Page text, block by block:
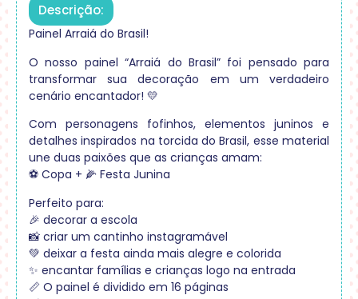
Descrição:
Painel Arraiá do Brasil!
O nosso painel “Arraiá do Brasil” foi pensado para
transformar sua decoração em um verdadeiro
cenário encantador! 💛
Com personagens fofinhos, elementos juninos e
detalhes inspirados na torcida do Brasil, esse material
une duas paixões que as crianças amam:
⚽ Copa + 🌽 Festa Junina
Perfeito para:
🎉 decorar a escola
📸 criar um cantinho instagramável
💚 deixar a festa ainda mais alegre e colorida
✨ encantar famílias e crianças logo na entrada
📏 O painel é dividido em 16 páginas